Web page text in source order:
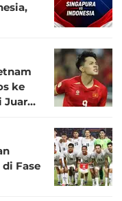
ke
Juara
Fase